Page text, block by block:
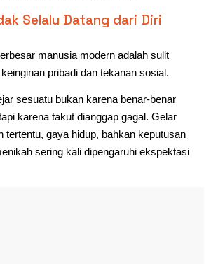
Selalu Datang dari Diri
manusia modern adalah sulit
pribadi dan tekanan sosial.
sesuatu bukan karena benar-benar
karena takut dianggap gagal. Gelar
tertentu, gaya hidup, bahkan keputusan
sering kali dipengaruhi ekspektasi